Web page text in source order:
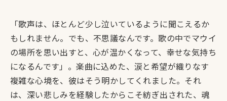
「歌声は、ほとんど少し泣いているように聞こえるか
もしれません。でも、不思議なんです。歌の中でマウイ
の場所を思い出すと、心が温かくなって、幸せな気持ち
になるんです」。楽曲に込めた、涙と希望が織りなす
複雑な心境を、彼はそう明かしてくれました。それ
は、深い悲しみを経験したからこそ紡ぎ出された、魂